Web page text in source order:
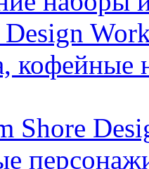
кофейные
Shore